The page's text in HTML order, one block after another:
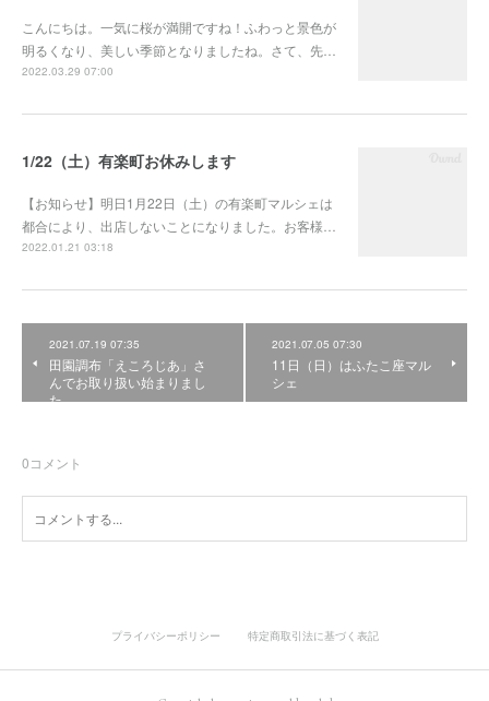
こんにちは。一気に桜が満開ですね！ふわっと景色が
明るくなり、美しい季節となりましたね。さて、先…
2022.03.29 07:00
1/22（土）有楽町お休みします
【お知らせ】明日1月22日（土）の有楽町マルシェは
都合により、出店しないことになりました。お客様…
2022.01.21 03:18
2021.07.19 07:35
田園調布「えころじあ」さ
んでお取り扱い始まりまし
た
2021.07.05 07:30
11日（日）はふたこ座マル
シェ
0コメント
プライバシーポリシー 特定商取引法に基づく表記